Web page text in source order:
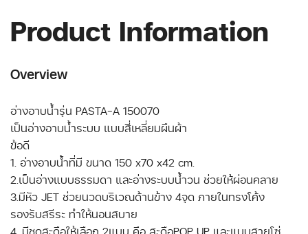
Product Information
Overview
อ่างอาบน้ำรุ่น PASTA-A 150070
เป็นอ่างอาบน้ำระบบ แบบสี่เหลี่ยมผืนผ้า
ข้อดี
1. อ่างอาบน้ำที่มี ขนาด 150 x70 x42 cm.
2.เป็นอ่างแบบธรรมดา และอ่างระบบน้ำวน ช่วยให้ผ่อนคลาย
3.มีหัว JET ช่วยนวดบริเวณด้านข้าง 4จุด ภายในทรงโค้ง
รองรับสรีระ ทำให้นอนสบาย